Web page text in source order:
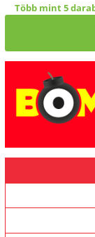
Több mint 5